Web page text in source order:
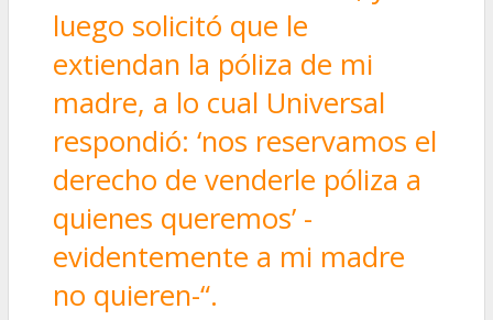
luego solicitó que le
extiendan la póliza de mi
madre, a lo cual Universal
respondió: ‘nos reservamos el
derecho de venderle póliza a
quienes queremos’ -
evidentemente a mi madre
no quieren-“.